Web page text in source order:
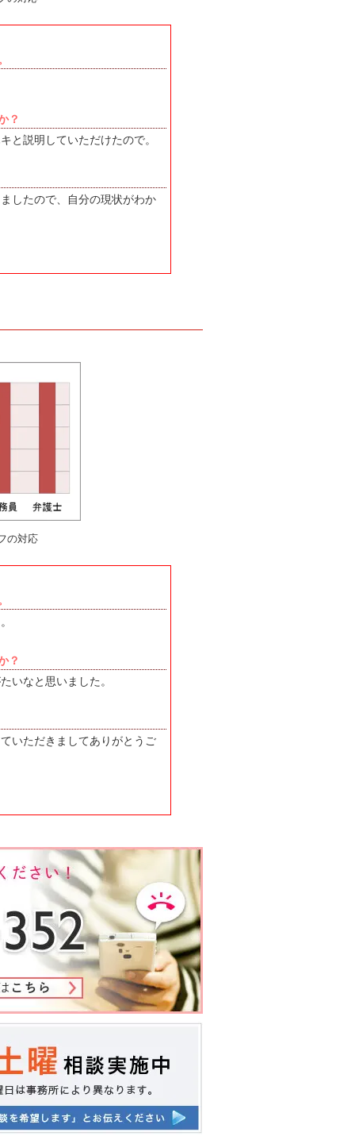
？
と説明していただけたので。
したので、自分の現状がわか
の対応
？
いなと思いました。
いただきましてありがとうご